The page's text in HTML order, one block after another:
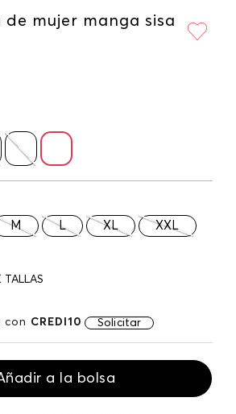
de mujer manga sisa
M L XL XXL
TALLAS
con CREDI10 Solicitar
a la bolsa